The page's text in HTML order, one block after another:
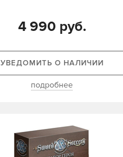
4 990 руб.
УВЕДОМИТЬ О НАЛИЧИИ
подробнее